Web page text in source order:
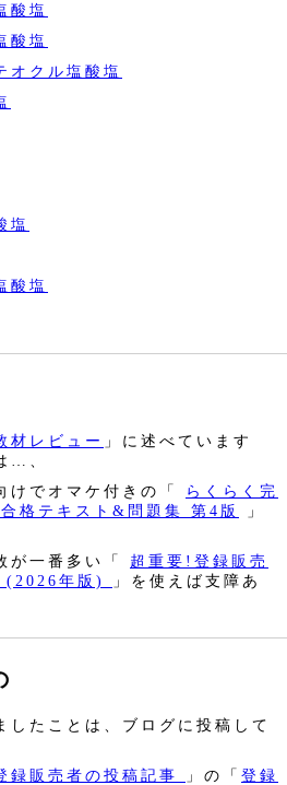
酸塩
酸塩
オクル塩酸塩
塩
酸塩
材レビュー 」に述べています
…、
でオマケ付きの「
らくらく完
格テキスト&問題集 第4版
」
一番多い「
超重要!登録販売
(2026年版)
」を使えば支障あ
たことは、ブログに投稿して
録販売者の投稿記事 」の「 登録